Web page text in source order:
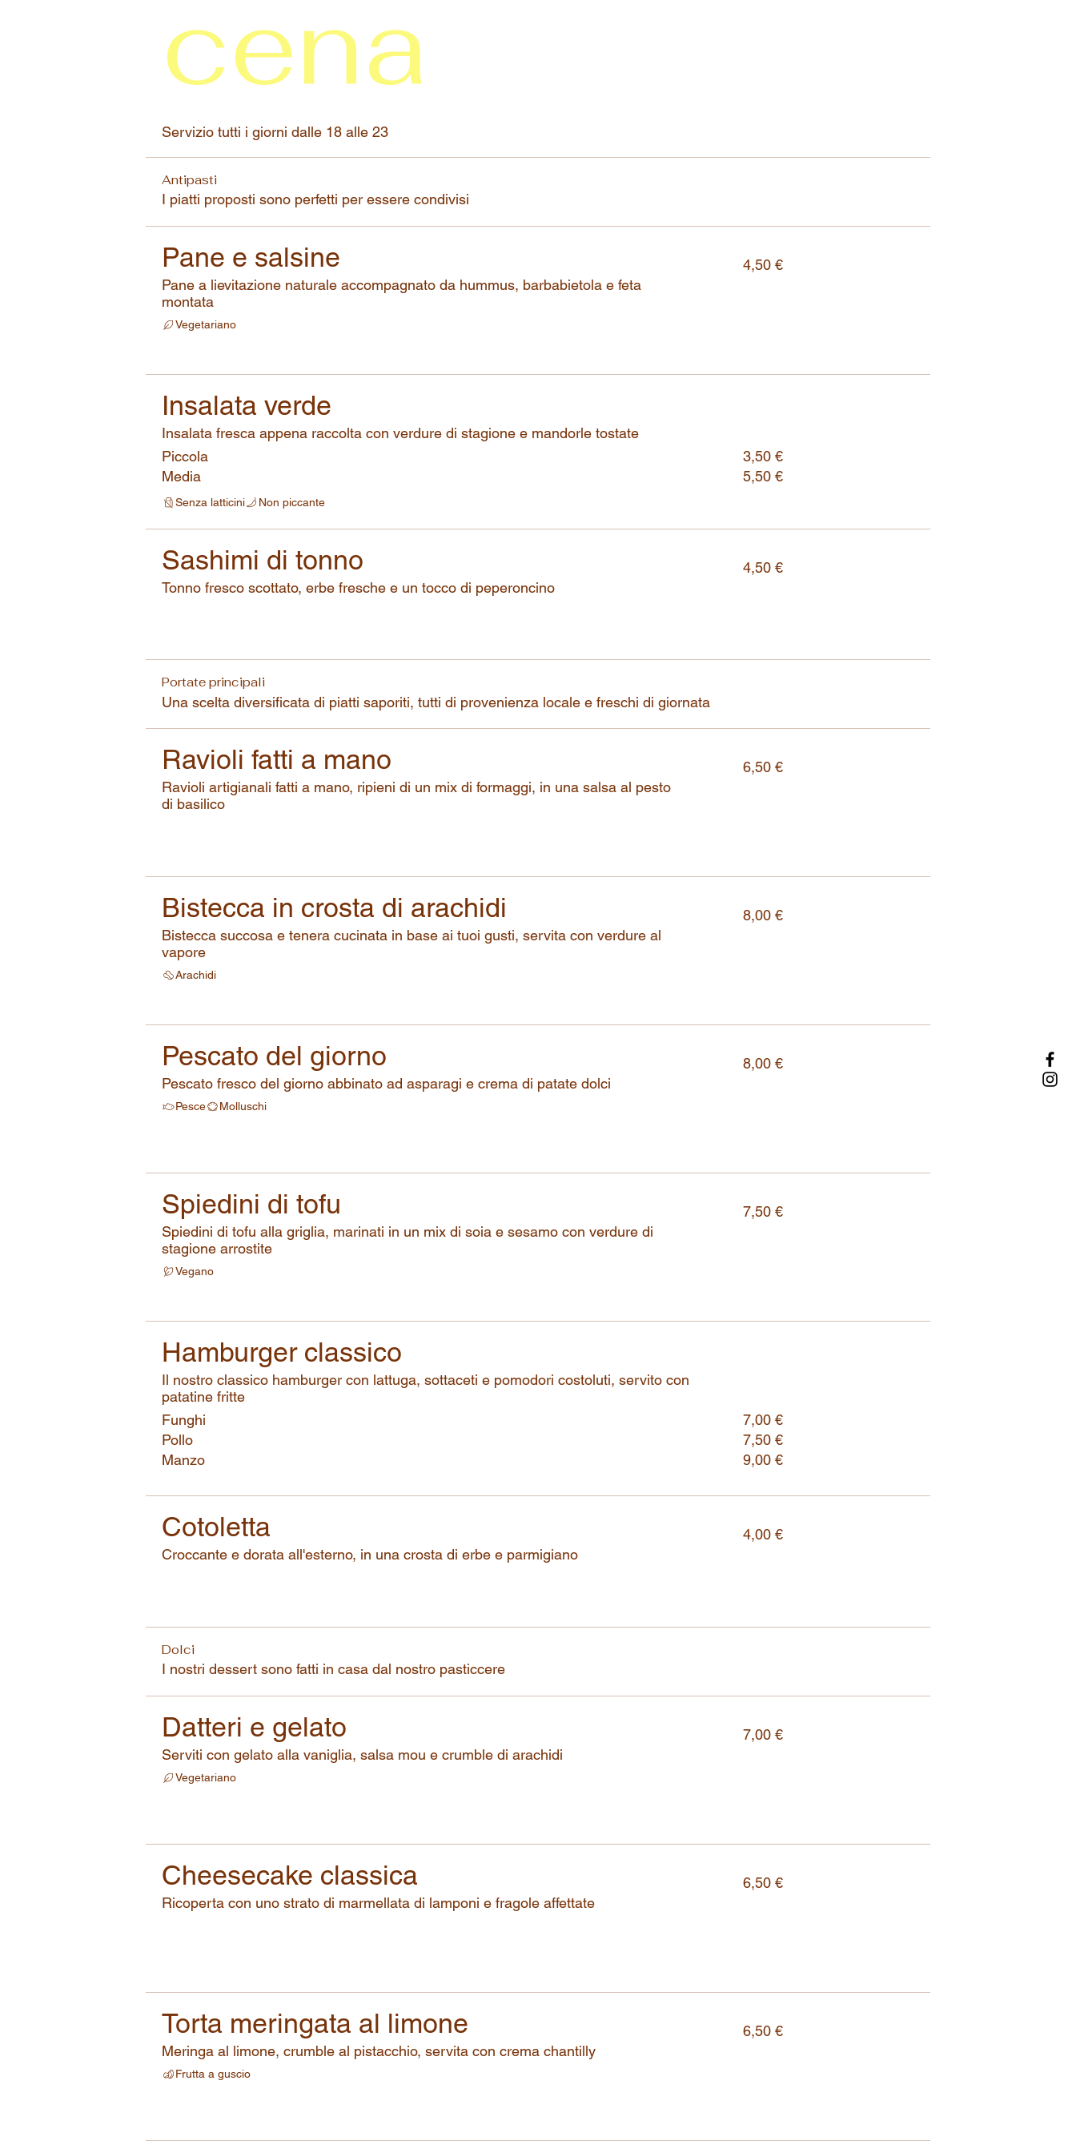
cena
Servizio tutti i giorni dalle 18 alle 23
Antipasti
I piatti proposti sono perfetti per essere condivisi
Pane e salsine
Pane a lievitazione naturale accompagnato da hummus, barbabietola e feta
montata
4,50 €
Vegetariano
Insalata verde
Insalata fresca appena raccolta con verdure di stagione e mandorle tostate
Piccola
3,50 €
Media
5,50 €
Senza latticini Non piccante
Sashimi di tonno
Tonno fresco scottato, erbe fresche e un tocco di peperoncino
4,50 €
Portate principali
Una scelta diversificata di piatti saporiti, tutti di provenienza locale e freschi di giornata
Ravioli fatti a mano
Ravioli artigianali fatti a mano, ripieni di un mix di formaggi, in una salsa al pesto
di basilico
6,50 €
Bistecca in crosta di arachidi
Bistecca succosa e tenera cucinata in base ai tuoi gusti, servita con verdure al
vapore
8,00 €
Arachidi
Pescato del giorno
Pescato fresco del giorno abbinato ad asparagi e crema di patate dolci
8,00 €
Pesce Molluschi
Spiedini di tofu
Spiedini di tofu alla griglia, marinati in un mix di soia e sesamo con verdure di
stagione arrostite
7,50 €
Vegano
Hamburger classico
Il nostro classico hamburger con lattuga, sottaceti e pomodori costoluti, servito con
patatine fritte
Funghi
7,00 €
Pollo
7,50 €
Manzo
9,00 €
Cotoletta
Croccante e dorata all'esterno, in una crosta di erbe e parmigiano
4,00 €
Dolci
I nostri dessert sono fatti in casa dal nostro pasticcere
Datteri e gelato
Serviti con gelato alla vaniglia, salsa mou e crumble di arachidi
7,00 €
Vegetariano
Cheesecake classica
Ricoperta con uno strato di marmellata di lamponi e fragole affettate
6,50 €
Torta meringata al limone
Meringa al limone, crumble al pistacchio, servita con crema chantilly
6,50 €
Frutta a guscio